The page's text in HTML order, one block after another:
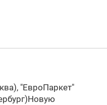
"ЕвроПаркет"
Новую